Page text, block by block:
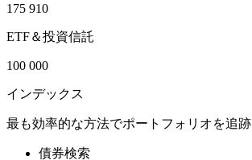
175 910
ETF＆投資信託
100 000
インデックス
最も効率的な方法でポートフォリオを追跡
債券検索